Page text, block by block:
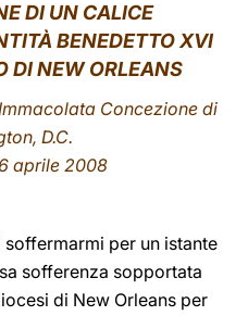
DI UN CALICE
BENEDETTO XVI
DI NEW ORLEANS
Concezione di
D.C.
aprile 2008
per un istante
sofferenza sopportata
di New Orleans per